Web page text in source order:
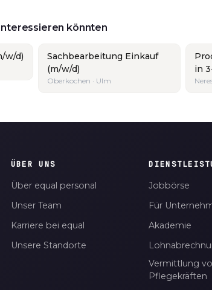
könnten
w/d)
Sachbearbeitung Einkauf
(m/w/d)
Oberkochen · Ulm
in
ÜBER UNS
Über equal personal
Unser Team
Karriere bei equal
Unsere Standorte
Jobbörse
Für
Akademie
Vermittlung
Pflegekräften